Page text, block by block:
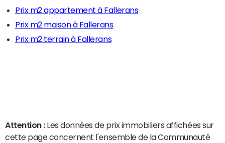
Prix m2 appartement à Fallerans
Prix m2 maison à Fallerans
Prix m2 terrain à Fallerans
Attention : Les données de prix immobiliers affichées sur
cette page concernent l'ensemble de la Communauté